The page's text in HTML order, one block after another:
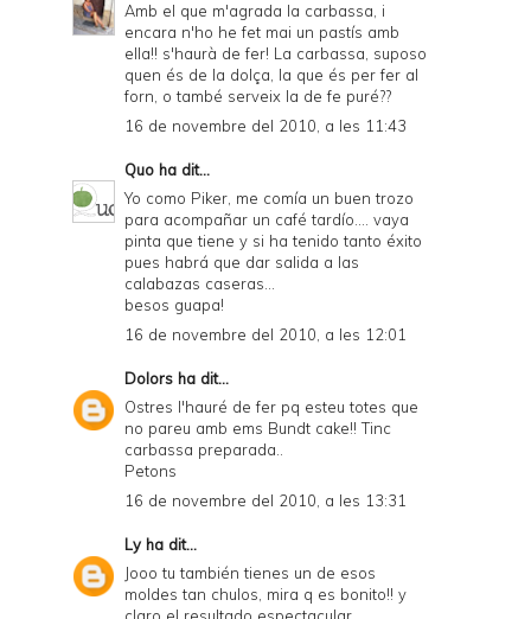
Amb el que m'agrada la carbassa, i
encara n'ho he fet mai un pastís amb
ella!! s'haurà de fer! La carbassa, suposo
quen és de la dolça, la que és per fer al
forn, o també serveix la de fe puré??
16 de novembre del 2010, a les 11:43
Quo ha dit...
Yo como Piker, me comía un buen trozo
para acompañar un café tardío.... vaya
pinta que tiene y si ha tenido tanto éxito
pues habrá que dar salida a las
calabazas caseras...
besos guapa!
16 de novembre del 2010, a les 12:01
Dolors ha dit...
Ostres l'hauré de fer pq esteu totes que
no pareu amb ems Bundt cake!! Tinc
carbassa preparada..
Petons
16 de novembre del 2010, a les 13:31
Lyha dit...
Jooo tu también tienes un de esos
moldes tan chulos, mira q es bonito!! y